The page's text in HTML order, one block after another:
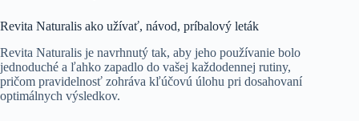
Revita Naturalis ako užívať, návod, príbalový leták
Revita Naturalis je navrhnutý tak, aby jeho používanie bolo
jednoduché a ľahko zapadlo do vašej každodennej rutiny,
pričom pravidelnosť zohráva kľúčovú úlohu pri dosahovaní
optimálnych výsledkov.